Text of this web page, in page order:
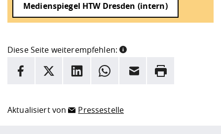
Medienspiegel HTW Dresden (intern)
Diese Seite weiterempfehlen:
INFORMATION
Hier stehen weitere Informationen und ein Link zur
Facebook
X LinkedInWhatsappE-Mail Drucken
Aktualisiert von Pressestelle